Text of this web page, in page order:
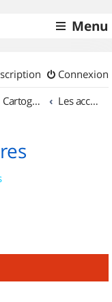
Menu
Connexion
Cartographie et GPS Les accessoires